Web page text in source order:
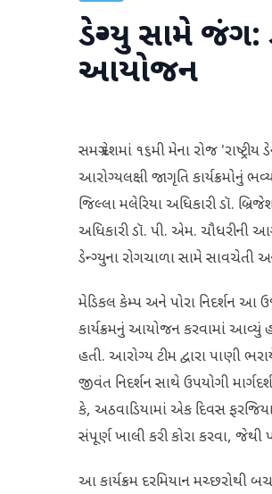
ડેન્ગ્યુ સામે જંગ:
આયોજન
સમગ્ર દેશમાં ૧૬મી મેના રોજ
આરોગ્યલક્ષી જાગૃતિ
જિલ્લા મલેરિયા અધિકારી ડૉ.
અધિકારી ડૉ. પી. એમ. ચૌધરીની
ડેન્ગ્યુના રોગચાળા સામે સાવચેતી
​મેડિકલ કેમ્પ અને પોરા નિદર્શન ​આ
કાર્યક્રમનું આયોજન કરવામાં આવ્યું
હતી. આરોગ્ય ટીમ દ્વારા પાણી
જીવંત નિદર્શન સાથે ઉપયોગી
કે, અઠવાડિયામાં એક દિવસ
સંપૂર્ણ ખાલી કરી કોરા કરવા, જેથી
આ ​કાર્યક્રમ દરમિયાન